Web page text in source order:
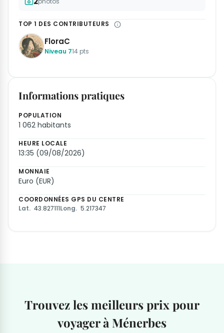
TOP 1 DES CONTRIBUTEURS
FloraC
Niveau 714 pts
Informations pratiques
POPULATION
1 062 habitants
HEURE LOCALE
13:35 (09/08/2026)
MONNAIE
Euro (EUR)
COORDONNÉES GPS DU CENTRE
Lat. 43.827111Long. 5.217347
Trouvez les meilleurs prix pour
voyager à Ménerbes